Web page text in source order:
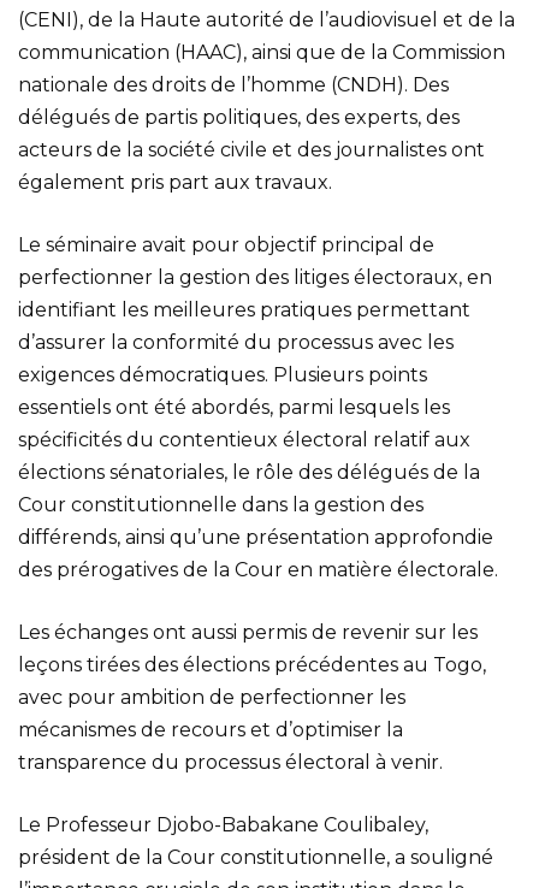
(CENI), de la Haute autorité de l’audiovisuel et de la
communication (HAAC), ainsi que de la Commission
nationale des droits de l’homme (CNDH). Des
délégués de partis politiques, des experts, des
acteurs de la société civile et des journalistes ont
également pris part aux travaux.
Le séminaire avait pour objectif principal de
perfectionner la gestion des litiges électoraux, en
identifiant les meilleures pratiques permettant
d’assurer la conformité du processus avec les
exigences démocratiques. Plusieurs points
essentiels ont été abordés, parmi lesquels les
spécificités du contentieux électoral relatif aux
élections sénatoriales, le rôle des délégués de la
Cour constitutionnelle dans la gestion des
différends, ainsi qu’une présentation approfondie
des prérogatives de la Cour en matière électorale.
Les échanges ont aussi permis de revenir sur les
leçons tirées des élections précédentes au Togo,
avec pour ambition de perfectionner les
mécanismes de recours et d’optimiser la
transparence du processus électoral à venir.
Le Professeur Djobo-Babakane Coulibaley,
président de la Cour constitutionnelle, a souligné